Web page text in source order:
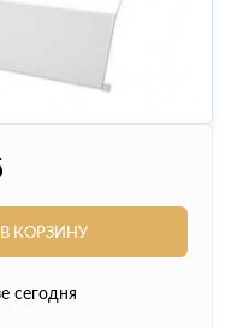
В КОРЗИНУ
сегодня